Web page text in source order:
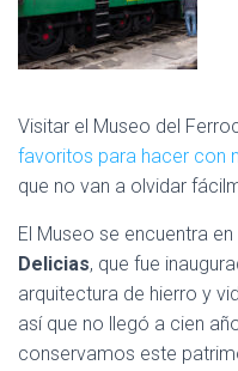
Visitar el Museo del
favoritos para hacer con
que no van a olvidar
El Museo se encuentra
Delicias, que fue
arquitectura de hierro y
así que no llegó a cien
conservamos este